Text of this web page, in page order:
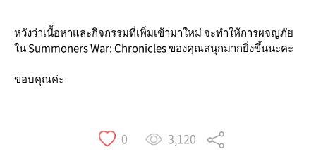
หวังว่าเนื้อหาและกิจกรรมที่เพิ่มเข้ามาใหม่ จะทำให้การผจญภัย
ใน Summoners War: Chronicles ของคุณสนุกมากยิ่งขึ้นนะคะ
ขอบคุณค่ะ
0 3,120